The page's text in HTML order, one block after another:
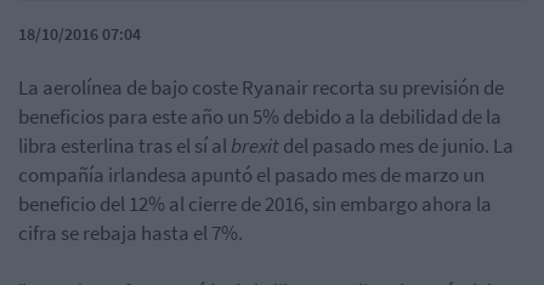
18/10/2016 07:04
La aerolínea de bajo coste Ryanair recorta su previsión de
beneficios para este año un 5% debido a la debilidad de la
libra esterlina tras el sí albrexitdel pasado mes de junio. La
compañía irlandesa apuntó el pasado mes de marzo un
beneficio del 12% al cierre de 2016, sin embargo ahora la
cifra se rebaja hasta el 7%.